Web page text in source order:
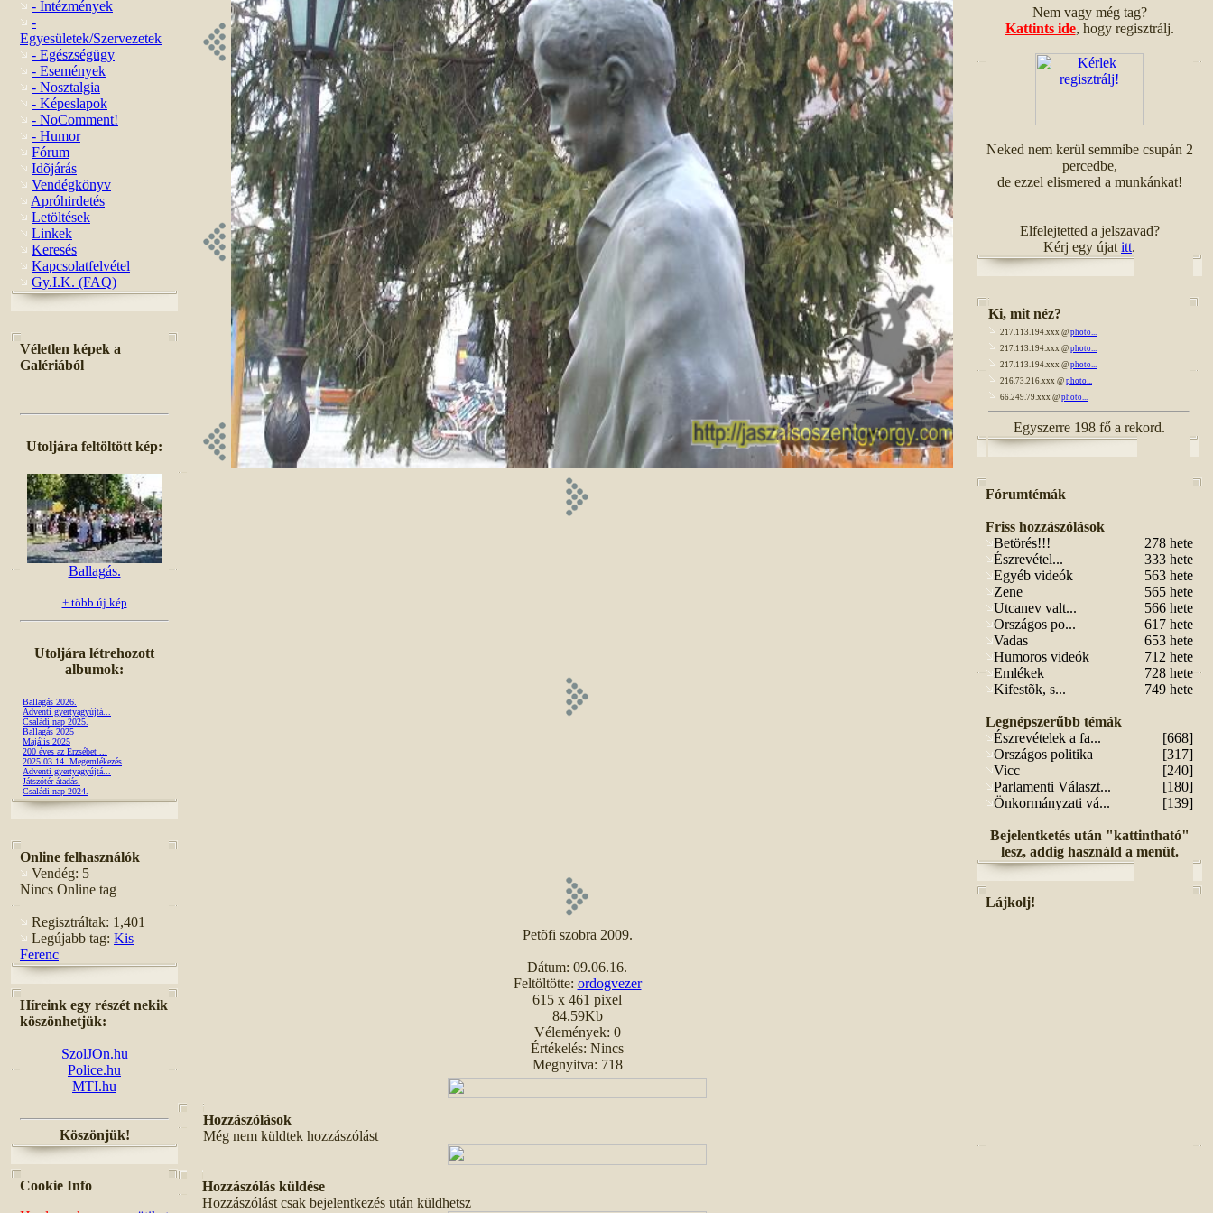
- Intézmények
-
Egyesületek/Szervezetek
- Egészségügy
- Események
- Nosztalgia
- Képeslapok
- NoComment!
- Humor
Fórum
Idõjárás
Vendégkönyv
Apróhirdetés
Letöltések
Linkek
Keresés
Kapcsolatfelvétel
Gy.I.K. (FAQ)
Véletlen képek a
Galériából
Utoljára feltöltött kép:
Ballagás.
+ több új kép
Utoljára létrehozott
albumok:
Ballagás 2026.
Adventi gyertyagyújtá...
Családi nap 2025.
Ballagás 2025
Majális 2025
200 éves az Erzsébet ...
2025.03.14. Megemlékezés
Adventi gyertyagyújtá...
Játszótér átadás.
Családi nap 2024.
Online felhasználók
Vendég: 5
Nincs Online tag
Regisztráltak: 1,401
Legújabb tag: Kis
Ferenc
Híreink egy részét nekik
köszönhetjük:
SzolJOn.hu
Police.hu
MTI.hu
Köszönjük!
Cookie Info
Petõfi szobra 2009.
Dátum: 09.06.16.
Feltöltötte: ordogvezer
615 x 461 pixel
84.59Kb
Vélemények: 0
Értékelés: Nincs
Megnyitva: 718
Hozzászólások
Még nem küldtek hozzászólást
Hozzászólás küldése
Hozzászólást csak bejelentkezés után küldhetsz
Nem vagy még tag?
Kattints ide, hogy regisztrálj.
Neked nem kerül semmibe csupán 2
percedbe,
de ezzel elismered a munkánkat!
Elfelejtetted a jelszavad?
Kérj egy újat itt.
Ki, mit néz?
217.113.194.xxx @ photo...
217.113.194.xxx @ photo...
217.113.194.xxx @ photo...
216.73.216.xxx @ photo...
66.249.79.xxx @ photo...
Egyszerre 198 fő a rekord.
Fórumtémák
Friss hozzászólások
Betörés!!!
278 hete
Észrevétel...
333 hete
Egyéb videók
563 hete
Zene
565 hete
Utcanev valt...
566 hete
Országos po...
617 hete
Vadas
653 hete
Humoros videók
712 hete
Emlékek
728 hete
Kifestõk, s...
749 hete
Legnépszerűbb témák
Észrevételek a fa...
[668]
Országos politika
[317]
Vicc
[240]
Parlamenti Választ...
[180]
Önkormányzati vá...
[139]
Bejelentketés után "kattintható"
lesz, addig használd a menüt.
Lájkolj!